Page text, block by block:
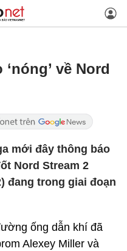
về Nord
mới đây thông báo
Nord Stream 2
đang trong giai đoạn
ống dẫn khí đã
Alexey Miller và